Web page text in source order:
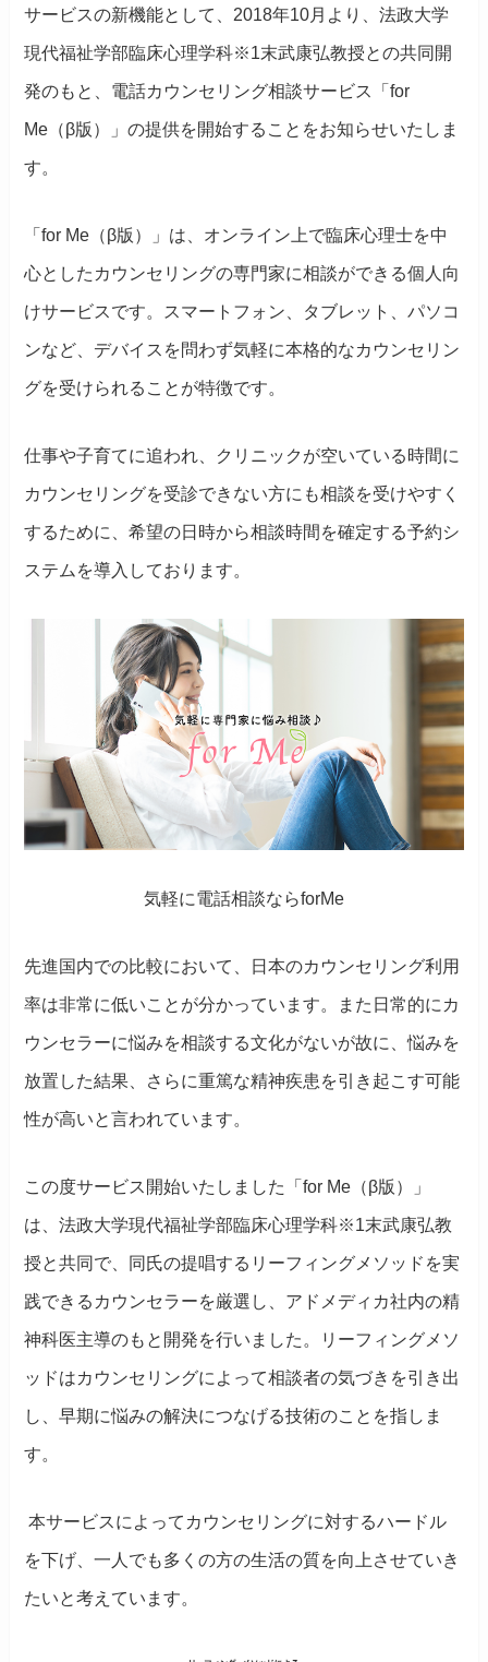
サービスの新機能として、2018年10月より、法政大学
現代福祉学部臨床心理学科※1末武康弘教授との共同開
発のもと、電話カウンセリング相談サービス「for
Me（β版）」の提供を開始することをお知らせいたしま
す。
「for Me（β版）」は、オンライン上で臨床心理士を中
心としたカウンセリングの専門家に相談ができる個人向
けサービスです。スマートフォン、タブレット、パソコ
ンなど、デバイスを問わず気軽に本格的なカウンセリン
グを受けられることが特徴です。
仕事や子育てに追われ、クリニックが空いている時間に
カウンセリングを受診できない方にも相談を受けやすく
するために、希望の日時から相談時間を確定する予約シ
ステムを導入しております。
気軽に電話相談ならforMe
先進国内での比較において、日本のカウンセリング利用
率は非常に低いことが分かっています。また日常的にカ
ウンセラーに悩みを相談する文化がないが故に、悩みを
放置した結果、さらに重篤な精神疾患を引き起こす可能
性が高いと言われています。
この度サービス開始いたしました「for Me（β版）」
は、法政大学現代福祉学部臨床心理学科※1末武康弘教
授と共同で、同氏の提唱するリーフィングメソッドを実
践できるカウンセラーを厳選し、アドメディカ社内の精
神科医主導のもと開発を行いました。リーフィングメソ
ッドはカウンセリングによって相談者の気づきを引き出
し、早期に悩みの解決につなげる技術のことを指しま
す。
本サービスによってカウンセリングに対するハードル
を下げ、一人でも多くの方の生活の質を向上させていき
たいと考えています。